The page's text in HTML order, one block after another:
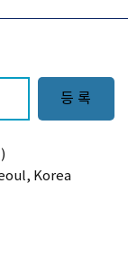
Korea
등 록